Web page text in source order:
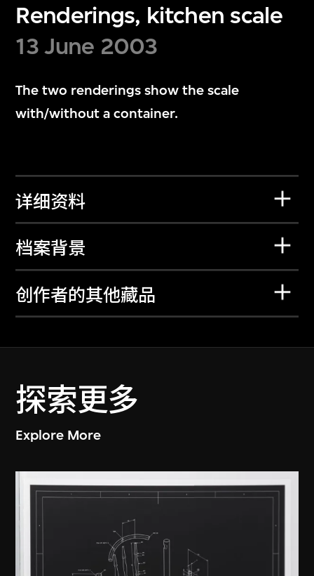
Renderings, kitchen scale
13 June 2003
The two renderings show the scale
with/without a container.
详细资料
档案背景
创作者的其他藏品
探索更多
Explore More